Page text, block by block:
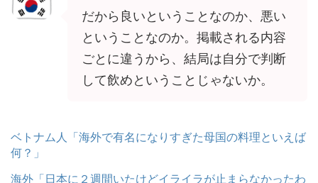
だから良いということなのか、悪い
ということなのか。掲載される内容
ごとに違うから、結局は自分で判断
して飲めということじゃないか。
ベトナム人「海外で有名になりすぎた母国の料理といえば
何？」
海外「日本に２週間いたけどイライラが止まらなかったわ